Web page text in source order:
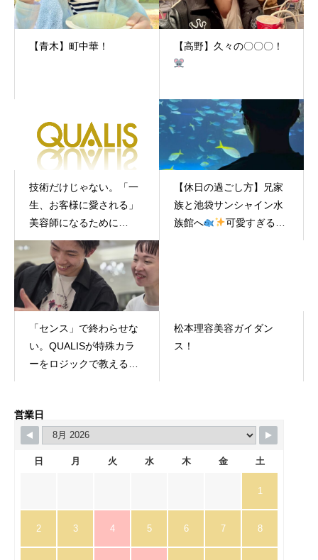
【青木】町中華！ 【高野】久々の〇〇〇！
技術だけじゃない。「一
生、お客様に愛される」
美容師になるために
QUALISが大切にしてい
ること
​【休日の過ごし方】兄家
族と池袋サンシャイン水
族館へ
可愛すぎる姪
「センス」で終わらせな
い。QUALISが特殊カラ
ーをロジックで教える理
松本理容美容ガイダン
ス！
営業日
日 月 火 水 木 金 土
1
2 3 4 5 6 7 8